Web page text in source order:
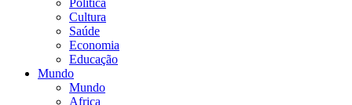
Politica
Cultura
Saúde
Economia
Educação
Mundo
Mundo
Africa